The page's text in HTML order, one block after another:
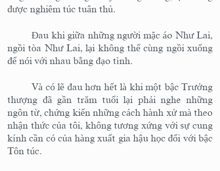
được nghiêm túc tuân thủ.
Đau khi giữa những người mặc áo Như Lai,
ngồi tòa Như Lai, lại không thể cùng ngồi xuống
để nói với nhau bằng đạo tình.
Và có lẽ đau hơn hết là khi một bậc Trưởng
thượng đã gần trăm tuổi lại phải nghe những
ngôn từ, chứng kiến những cách hành xử mà theo
nhận thức của tôi, không tương xứng với sự cung
kính cần có của hàng xuất gia hậu học đối với bậc
Tôn túc.